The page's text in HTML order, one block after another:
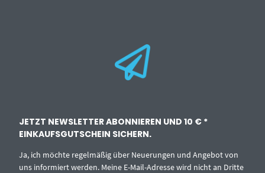
JETZT NEWSLETTER ABONNIEREN UND 10 € *
EINKAUFSGUTSCHEIN SICHERN.
Ja, ich möchte regelmäßig über Neuerungen und Angebot von
uns informiert werden. Meine E-Mail-Adresse wird nicht an Dritte